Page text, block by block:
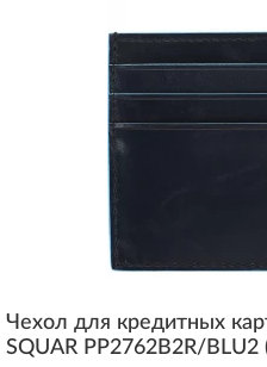
Чехол для кредитных
SQUAR PP2762B2R/BLU2